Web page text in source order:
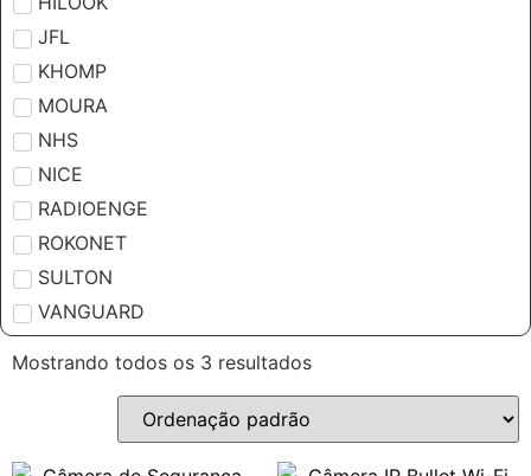
JFL
KHOMP
MOURA
NHS
NICE
RADIOENGE
ROKONET
SULTON
VANGUARD
Mostrando todos os 3 resultados